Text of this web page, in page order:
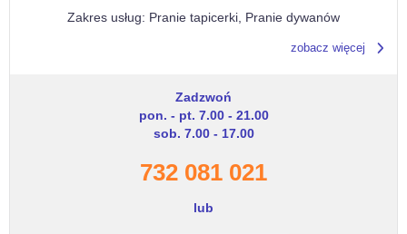
Zakres usług: Pranie tapicerki, Pranie dywanów
zobacz więcej
Zadzwoń
pon. - pt. 7.00 - 21.00
sob. 7.00 - 17.00
732 081 021
lub